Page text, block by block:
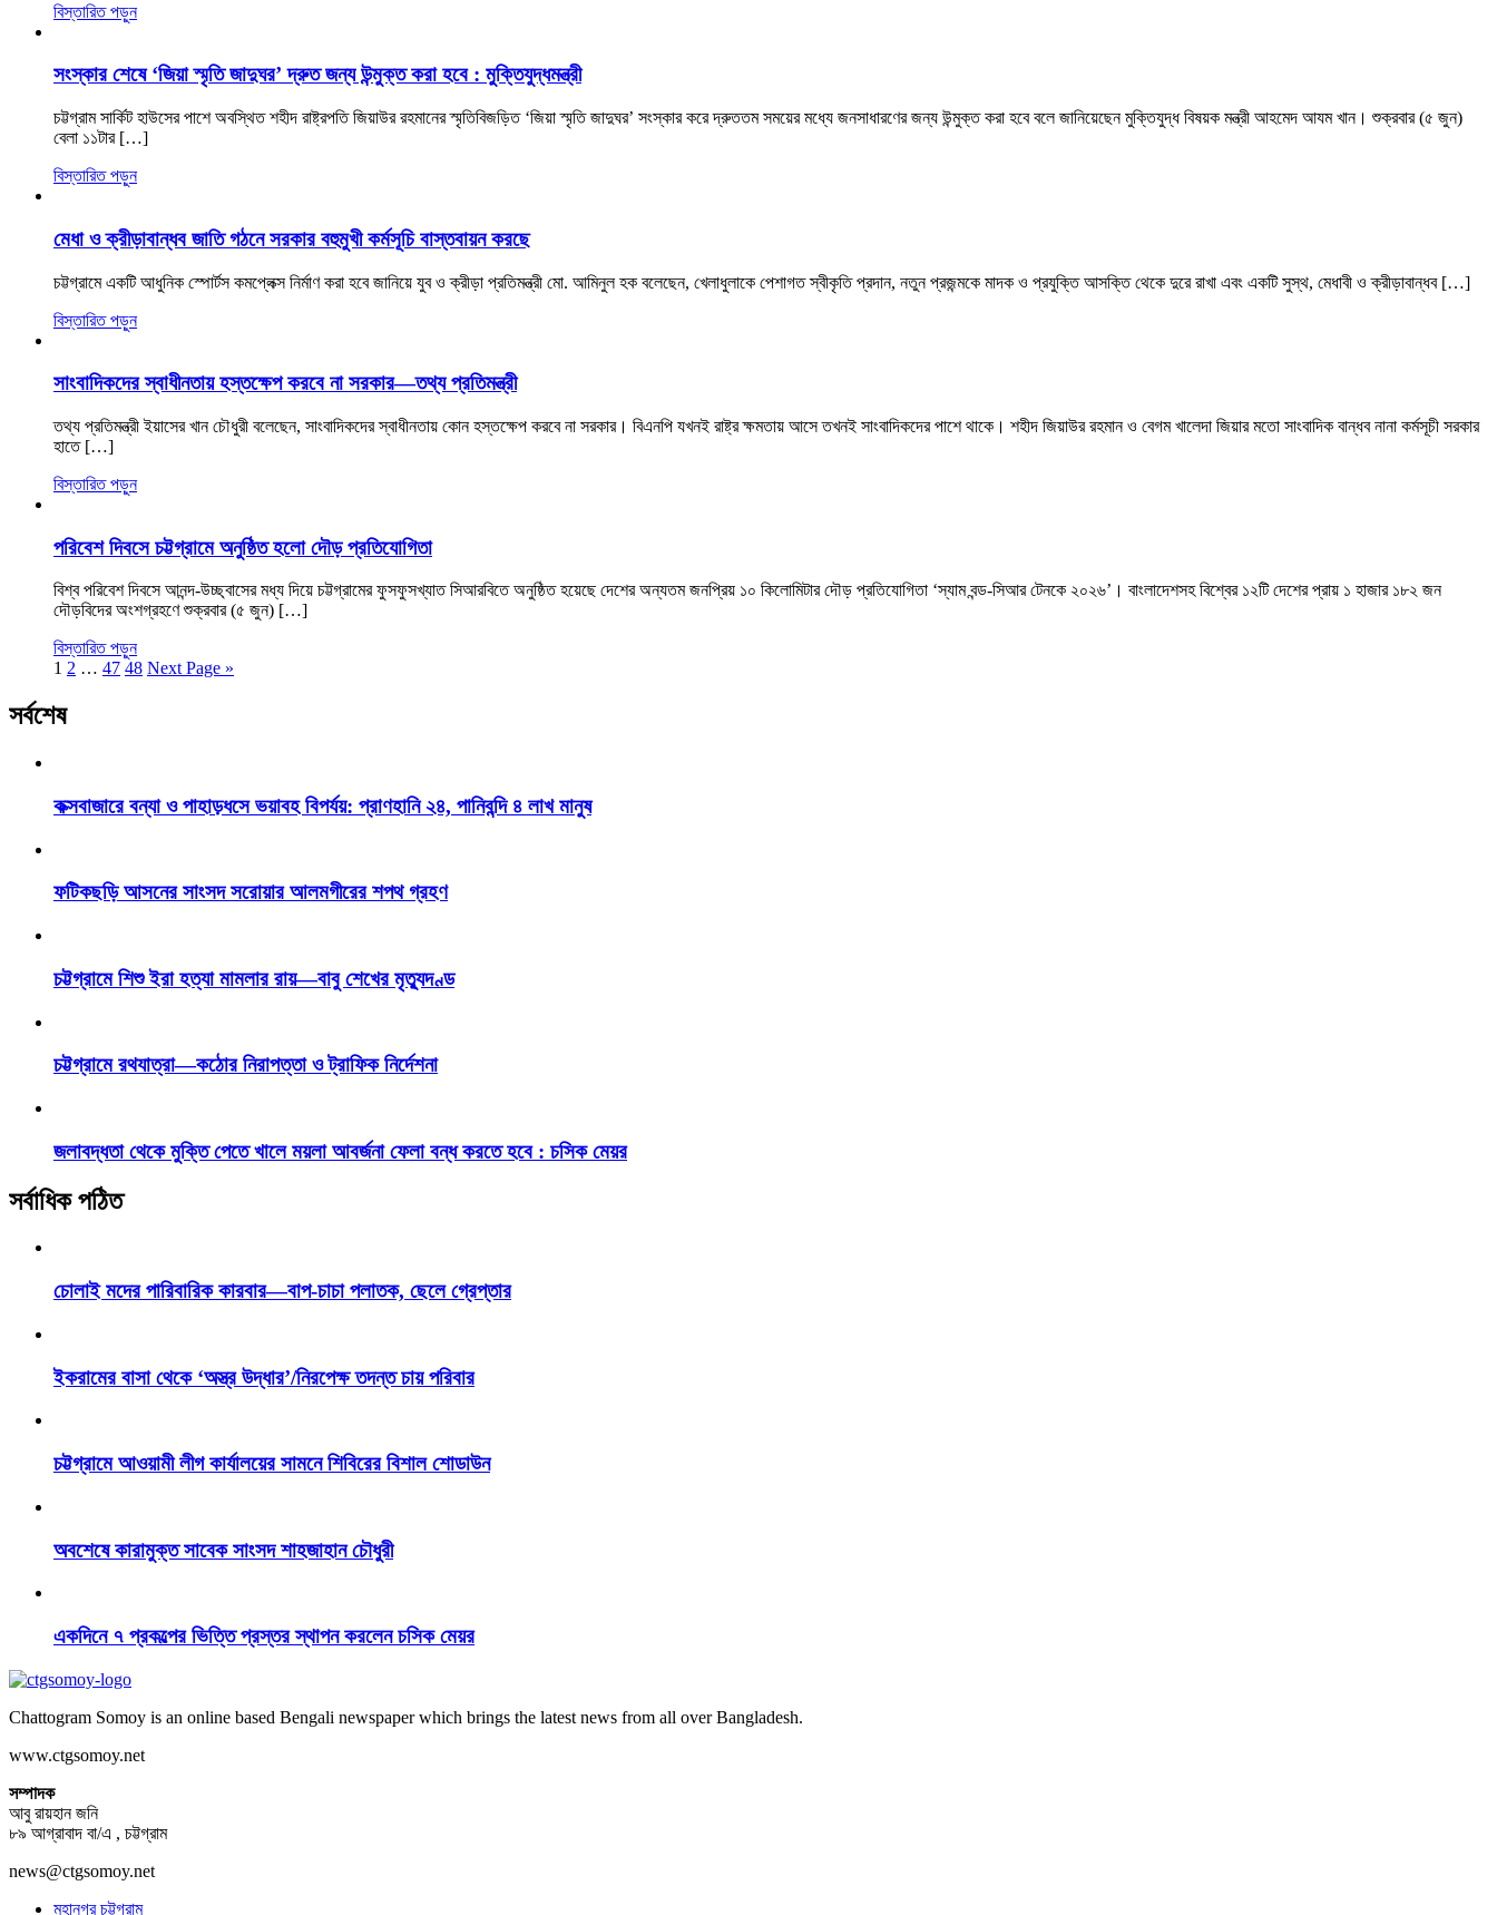
বিস্তারিত পড়ুন
সংস্কার শেষে ‘জিয়া স্মৃতি জাদুঘর’ দ্রুত জন্য উন্মুক্ত করা হবে : মুক্তিযুদ্ধমন্ত্রী
চট্টগ্রাম সার্কিট হাউসের পাশে অবস্থিত শহীদ রাষ্ট্রপতি জিয়াউর রহমানের স্মৃতিবিজড়িত ‘জিয়া স্মৃতি জাদুঘর’ সংস্কার করে দ্রুততম সময়ের মধ্যে জনসাধারণের জন্য উন্মুক্ত করা হবে বলে জানিয়েছেন মুক্তিযুদ্ধ বিষয়ক মন্ত্রী আহমেদ আযম খান। শুক্রবার (৫ জুন)
বেলা ১১টার […]
বিস্তারিত পড়ুন
মেধা ও ক্রীড়াবান্ধব জাতি গঠনে সরকার বহুমুখী কর্মসূচি বাস্তবায়ন করছে
চট্টগ্রামে একটি আধুনিক স্পোর্টস কমপ্লেক্স নির্মাণ করা হবে জানিয়ে যুব ও ক্রীড়া প্রতিমন্ত্রী মো. আমিনুল হক বলেছেন, খেলাধুলাকে পেশাগত স্বীকৃতি প্রদান, নতুন প্রজন্মকে মাদক ও প্রযুক্তি আসক্তি থেকে দুরে রাখা এবং একটি সুস্থ, মেধাবী ও ক্রীড়াবান্ধব […]
বিস্তারিত পড়ুন
সাংবাদিকদের স্বাধীনতায় হস্তক্ষেপ করবে না সরকার—তথ্য প্রতিমন্ত্রী
তথ্য প্রতিমন্ত্রী ইয়াসের খান চৌধুরী বলেছেন, সাংবাদিকদের স্বাধীনতায় কোন হস্তক্ষেপ করবে না সরকার। বিএনপি যখনই রাষ্ট্র ক্ষমতায় আসে তখনই সাংবাদিকদের পাশে থাকে। শহীদ জিয়াউর রহমান ও বেগম খালেদা জিয়ার মতো সাংবাদিক বান্ধব নানা কর্মসূচী সরকার
হাতে […]
বিস্তারিত পড়ুন
পরিবেশ দিবসে চট্টগ্রামে অনুষ্ঠিত হলো দৌড় প্রতিযোগিতা
বিশ্ব পরিবেশ দিবসে আনন্দ-উচ্ছ্বাসের মধ্য দিয়ে চট্টগ্রামের ফুসফুসখ্যাত সিআরবিতে অনুষ্ঠিত হয়েছে দেশের অন্যতম জনপ্রিয় ১০ কিলোমিটার দৌড় প্রতিযোগিতা ‘স্যাম বন্ড-সিআর টেনকে ২০২৬’। বাংলাদেশসহ বিশ্বের ১২টি দেশের প্রায় ১ হাজার ১৮২ জন
দৌড়বিদের অংশগ্রহণে শুক্রবার (৫ জুন) […]
বিস্তারিত পড়ুন
1 2 … 47 48 Next Page »
সর্বশেষ
কক্সবাজারে বন্যা ও পাহাড়ধসে ভয়াবহ বিপর্যয়: প্রাণহানি ২৪, পানিবন্দি ৪ লাখ মানুষ
ফটিকছড়ি আসনের সাংসদ সরোয়ার আলমগীরের শপথ গ্রহণ
চট্টগ্রামে শিশু ইরা হত্যা মামলার রায়—বাবু শেখের মৃত্যুদণ্ড
চট্টগ্রামে রথযাত্রা—কঠোর নিরাপত্তা ও ট্রাফিক নির্দেশনা
জলাবদ্ধতা থেকে মুক্তি পেতে খালে ময়লা আবর্জনা ফেলা বন্ধ করতে হবে : চসিক মেয়র
সর্বাধিক পঠিত
চোলাই মদের পারিবারিক কারবার—বাপ-চাচা পলাতক, ছেলে গ্রেপ্তার
ইকরামের বাসা থেকে ‘অস্ত্র উদ্ধার’/নিরপেক্ষ তদন্ত চায় পরিবার
চট্টগ্রামে আওয়ামী লীগ কার্যালয়ের সামনে শিবিরের বিশাল শোডাউন
অবশেষে কারামুক্ত সাবেক সাংসদ শাহজাহান চৌধুরী
একদিনে ৭ প্রকল্পের ভিত্তি প্রস্তর স্থাপন করলেন চসিক মেয়র
Chattogram Somoy is an online based Bengali newspaper which brings the latest news from all over Bangladesh.
www.ctgsomoy.net
সম্পাদক
আবু রায়হান জনি
৮৯ আগ্রাবাদ বা/এ , চট্টগ্রাম
news@ctgsomoy.net
মহানগর চট্টগ্রাম